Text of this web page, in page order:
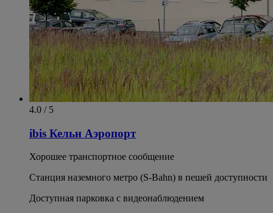
4.0 / 5
ibis Кельн Аэропорт
Хорошее транспортное сообщение
Станция наземного метро (S-Bahn) в пешей доступности
Доступная парковка с видеонаблюдением